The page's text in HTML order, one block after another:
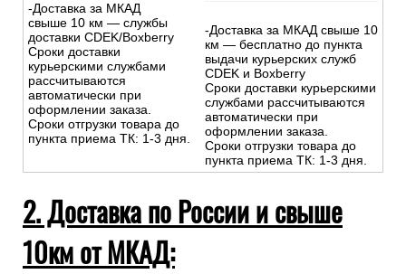
-Доставка за МКАД
свыше 10 км — службы
доставки CDEK/Boxberry
Сроки доставки
курьерскими службами
рассчитываются
автоматически при
оформлении заказа.
Сроки отгрузки товара до
пункта приема ТК: 1-3 дня.
-Доставка за МКАД свыше 10
км — бесплатно до пункта
выдачи курьерских служб
CDEK и Boxberry
Сроки доставки курьерскими
службами рассчитываются
автоматически при
оформлении заказа.
Сроки отгрузки товара до
пункта приема ТК: 1-3 дня.
2. Доставка по России и свыше
10км от МКАД: